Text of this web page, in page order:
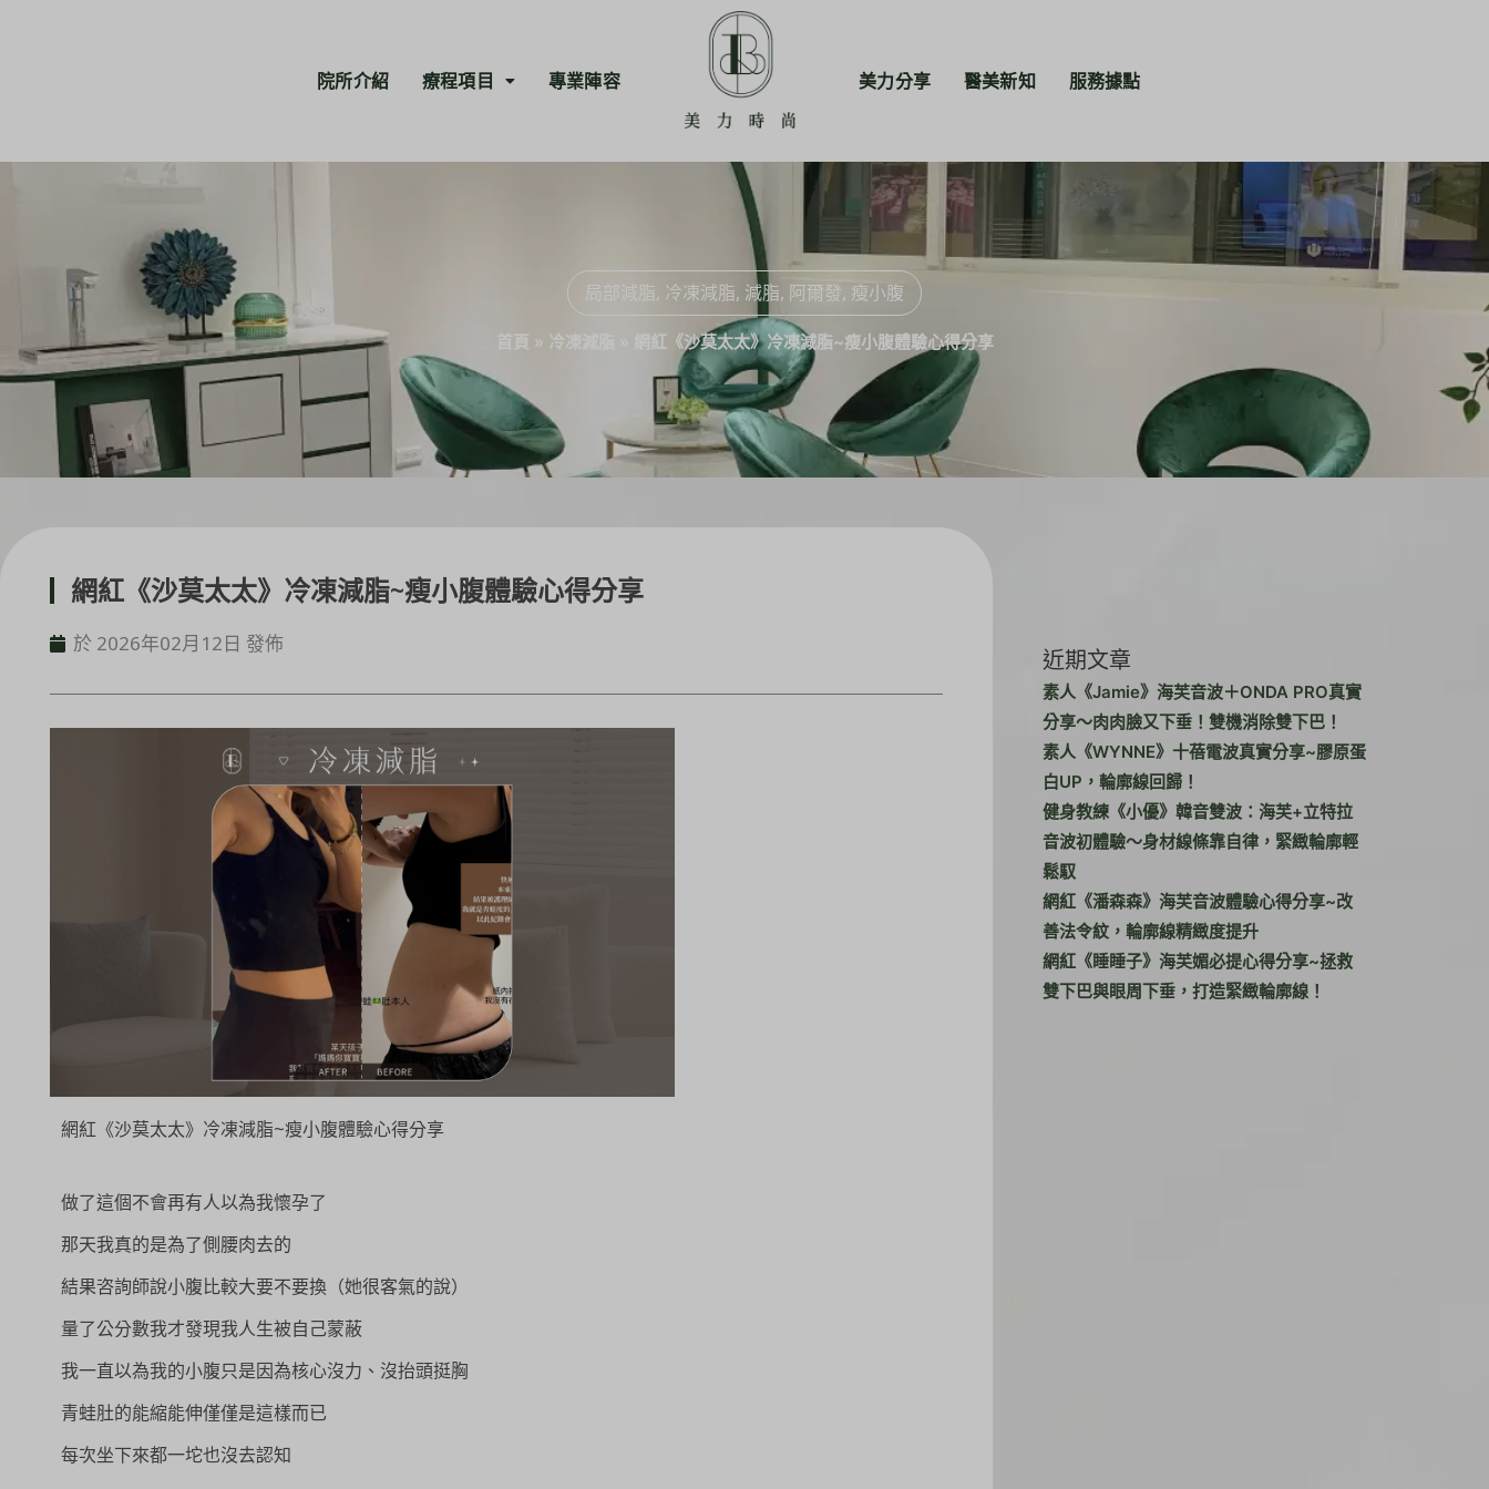
院所介紹 療程項目 專業陣容 美力分享 醫美新知 服務據點
局部減脂, 冷凍減脂, 減脂, 阿爾發, 瘦小腹
首頁 » 冷凍減脂 網紅《沙莫太太》冷凍減脂~瘦小腹體驗心得分享
網紅《沙莫太太》冷凍減脂~瘦小腹體驗心得分享
於 2026年02月12日 發佈
網紅《沙莫太太》冷凍減脂~瘦小腹體驗心得分享
做了這個不會再有人以為我懷孕了
那天我真的是為了側腰肉去的
結果咨詢師說小腹比較大要不要換（她很客氣的說）
量了公分數我才發現我人生被自己蒙蔽
我一直以為我的小腹只是因為核心沒力、沒抬頭挺胸
青蛙肚的能縮能伸僅僅是這樣而已
每次坐下來都一坨也沒去認知
近期文章
素人《Jamie》海芙音波＋ONDA PRO真實
分享～肉肉臉又下垂！雙機消除雙下巴！
素人《WYNNE》十蓓電波真實分享~膠原蛋
白UP，輪廓線回歸！
健身教練《小優》韓音雙波：海芙+立特拉
音波初體驗～身材線條靠自律，緊緻輪廓輕
鬆馭
網紅《潘森森》海芙音波體驗心得分享~改
善法令紋，輪廓線精緻度提升
網紅《睡睡子》海芙媚必提心得分享~拯救
雙下巴與眼周下垂，打造緊緻輪廓線！